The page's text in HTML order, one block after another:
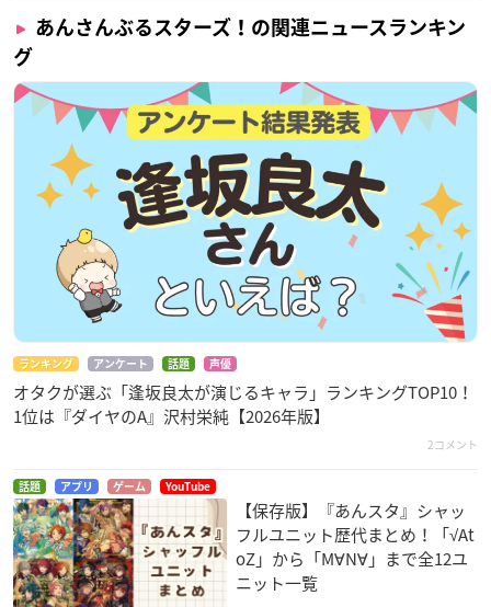
あんさんぶるスターズ！の関連ニュースランキン
グ
ランキング アンケート 話題 声優
オタクが選ぶ「逢坂良太が演じるキャラ」ランキングTOP10！
1位は『ダイヤのA』沢村栄純【2026年版】
2コメント
話題 アプリ ゲーム YouTube
【保存版】『あんスタ』シャッ
フルユニット歴代まとめ！「√At
oZ」から「M∀N∀」まで全12ユ
ニット一覧